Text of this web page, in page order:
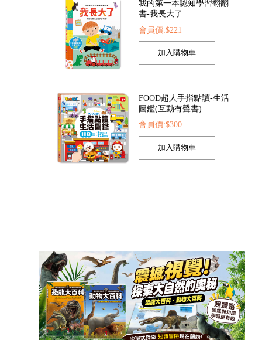
會員價:$221
會員價:$300
FOOD超人夢幻泡泡槍
會員價:$205
會員價:$205